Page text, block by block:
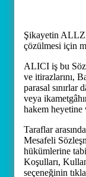
Şikayetin
çözülmesi için
ALICI iş bu
ve itirazlarını,
parasal sınırlar
veya
hakem heyetine
Taraflar
Mesafeli
hükümlerine
Koşulları,
seçeneğinin